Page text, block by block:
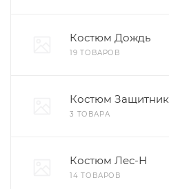
Костюм Дождь
19 ТОВАРОВ
Костюм Защитник
3 ТОВАРА
Костюм Лес-Н
14 ТОВАРОВ